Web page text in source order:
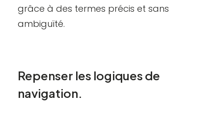
grâce à des termes précis et sans
ambiguïté.
Repenser les logiques de
navigation.